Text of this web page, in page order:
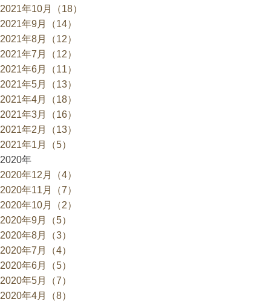
2021年10月（18）
2021年9月（14）
2021年8月（12）
2021年7月（12）
2021年6月（11）
2021年5月（13）
2021年4月（18）
2021年3月（16）
2021年2月（13）
2021年1月（5）
2020年
2020年12月（4）
2020年11月（7）
2020年10月（2）
2020年9月（5）
2020年8月（3）
2020年7月（4）
2020年6月（5）
2020年5月（7）
2020年4月（8）